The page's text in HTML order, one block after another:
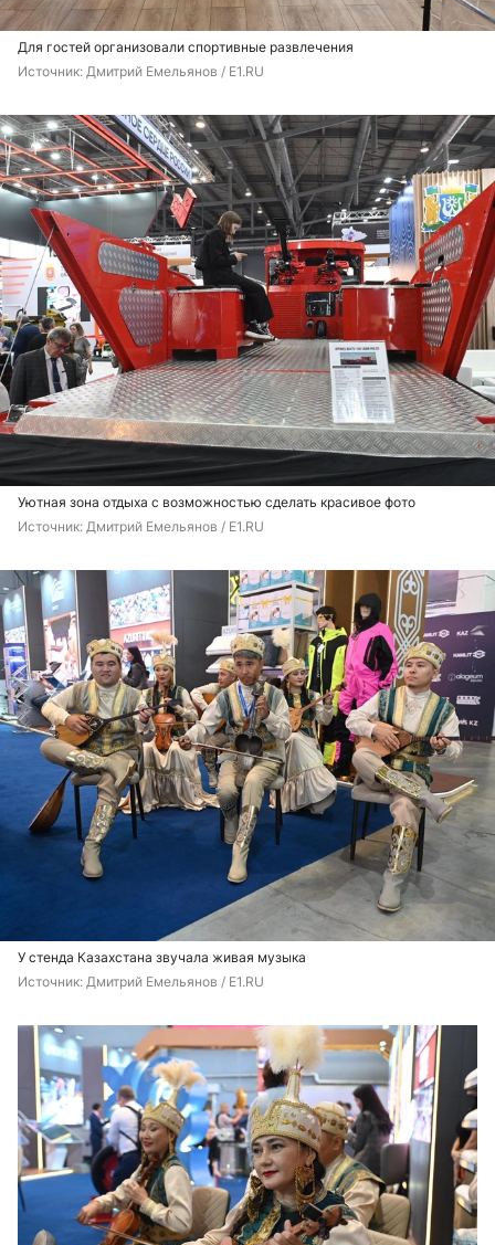
Для гостей организовали спортивные развлечения
Источник: Дмитрий Емельянов / E1.RU
Уютная зона отдыха с возможностью сделать красивое фото
Источник: Дмитрий Емельянов / E1.RU
У стенда Казахстана звучала живая музыка
Источник: Дмитрий Емельянов / E1.RU